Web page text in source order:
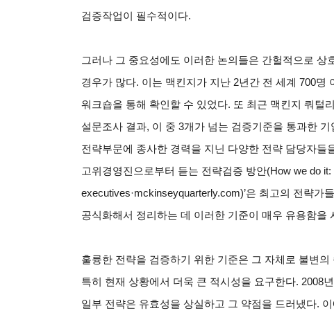
검증작업이 필수적이다.
그러나 그 중요성에도 이러한 논의들은 간헐적으로 상
경우가 많다. 이는 맥킨지가 지난 2년간 전 세계 700명
워크숍을 통해 확인할 수 있었다. 또 최근 맥킨지 쿼털
설문조사 결과, 이 중 3개가 넘는 검증기준을 통과한
전략부문에 종사한 경력을 지닌 다양한 전략 담당자들
고위경영진으로부터 듣는 전략검증 방안(How we do
executives·mckinseyquarterly.com)’은 최고의 전략가
공식화해서 정리하는 데 이러한 기준이 매우 유용함을
훌륭한 전략을 검증하기 위한 기준은 그 자체로 불변
특히 현재 상황에서 더욱 큰 적시성을 요구한다. 2008
일부 전략은 유효성을 상실하고 그 약점을 드러냈다.